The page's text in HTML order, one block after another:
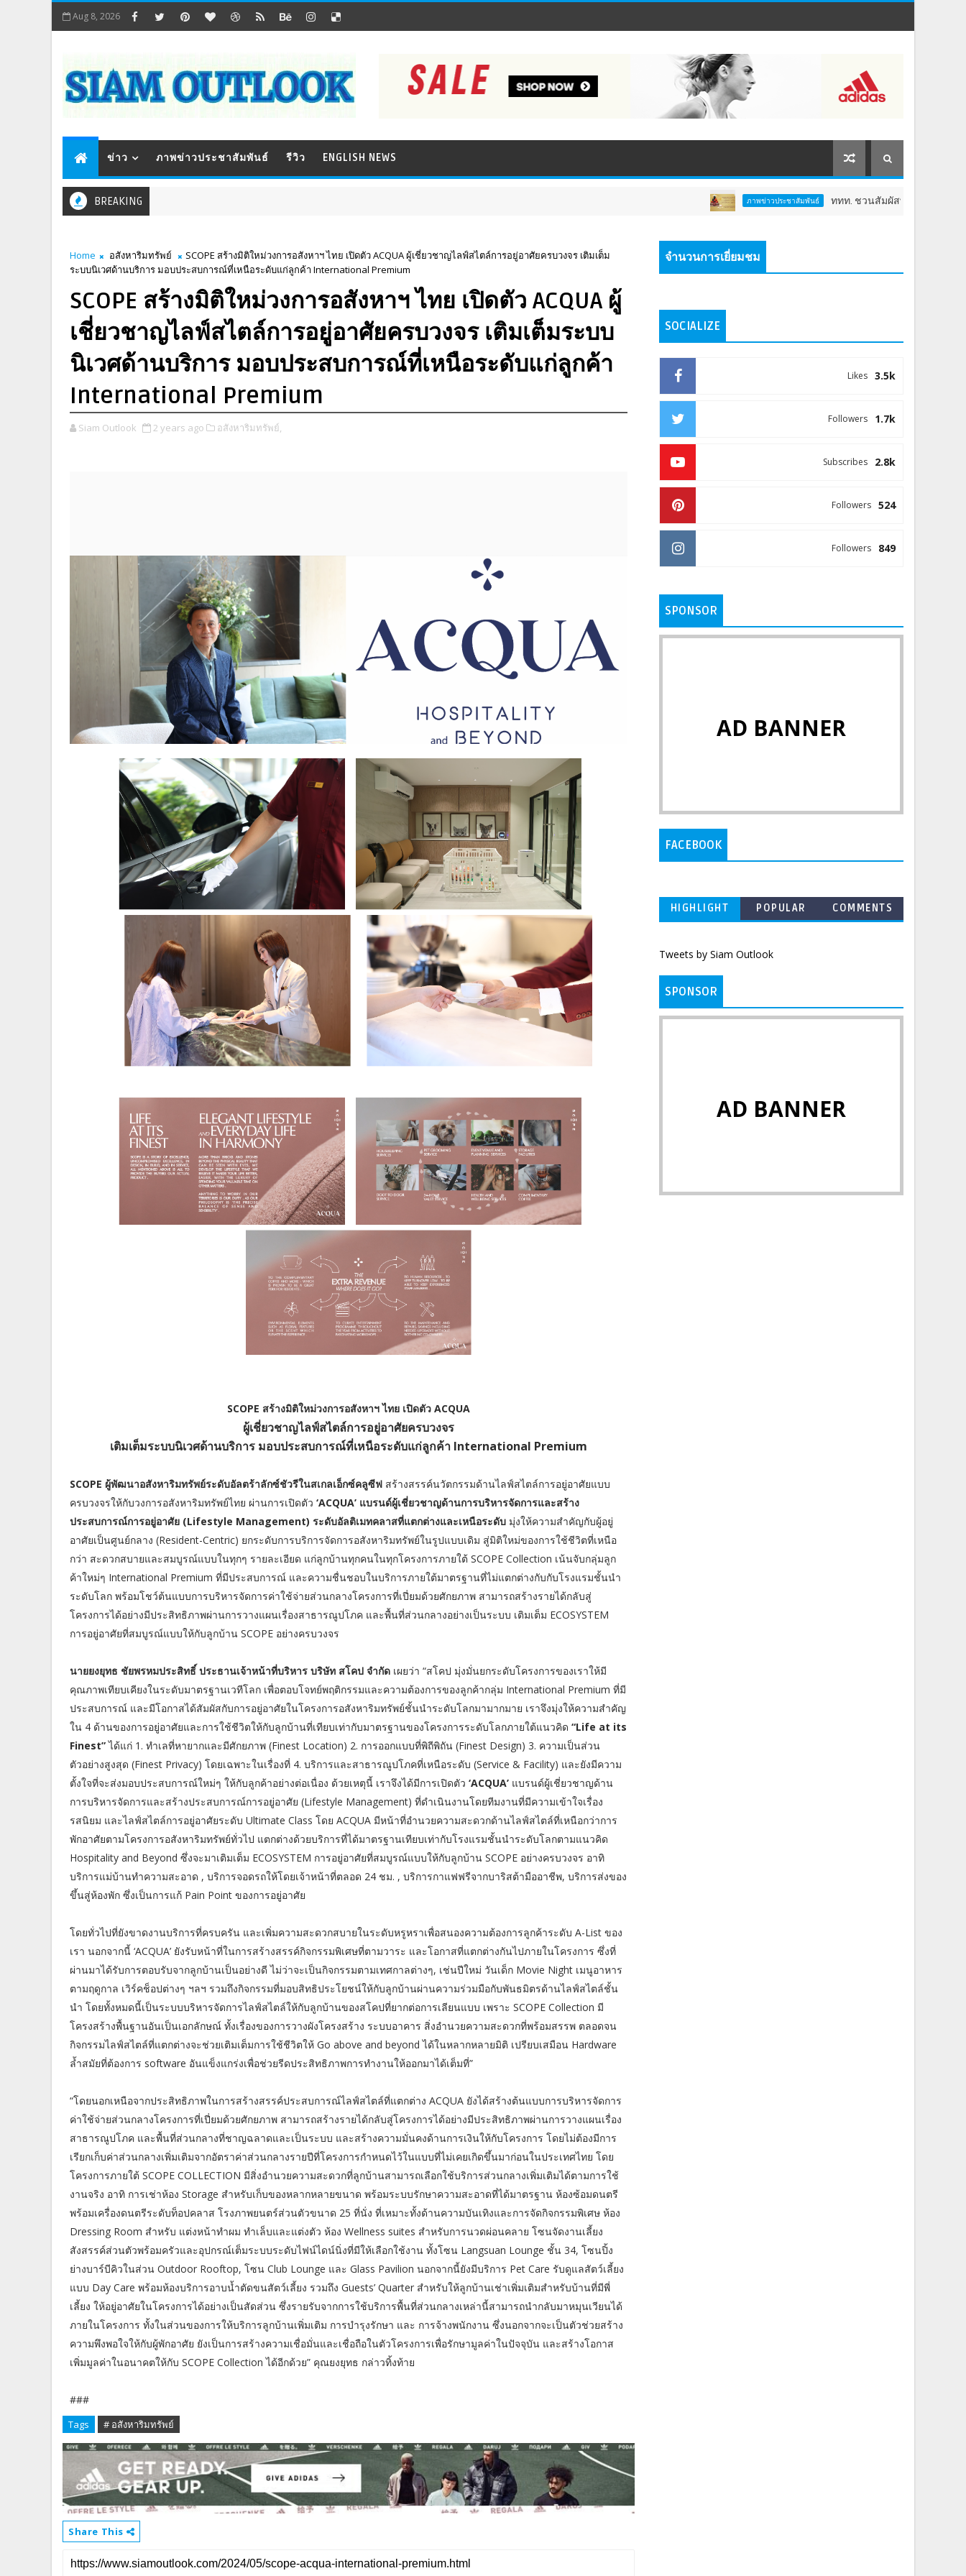
Aug 8, 2026
ข่าว ภาพข่าวประชาสัมพันธ์ รีวิว ENGLISH NEWS
BREAKING ภาพข่าวประชาสัมพันธ์ ททท. ชวนสัมผัสพลังแห่งศรัทธา ร่วมงาน
Home อสังหาริมทรัพย์
SCOPE สร้างมิติใหม่วงการอสังหาฯ ไทย เปิดตัว ACQUA ผู้เชี่ยวชาญไลฟ์สไตล์การอยู่อาศัยครบวงจร เติมเต็ม
ระบบนิเวศด้านบริการ มอบประสบการณ์ที่เหนือระดับแก่ลูกค้า International Premium
SCOPE สร้างมิติใหม่วงการอสังหาฯ ไทย เปิดตัว ACQUA ผู้
เชี่ยวชาญไลฟ์สไตล์การอยู่อาศัยครบวงจร เติมเต็มระบบ
นิเวศด้านบริการ มอบประสบการณ์ที่เหนือระดับแก่ลูกค้า
International Premium
Siam Outlook 2 years ago อสังหาริมทรัพย์,
SCOPE สร้างมิติใหม่วงการอสังหาฯ ไทย เปิดตัว ACQUA
ผู้เชี่ยวชาญไลฟ์สไตล์การอยู่อาศัยครบวงจร
เติมเต็มระบบนิเวศด้านบริการ มอบประสบการณ์ที่เหนือระดับแก่ลูกค้า International Premium
SCOPE ผู้พัฒนาอสังหาริมทรัพย์ระดับอัลตร้าลักซ์ชัวรีในสเกลเอ็กซ์คลูซีฟ สร้างสรรค์นวัตกรรมด้านไลฟ์สไตล์การอยู่อาศัยแบบ
ครบวงจรให้กับวงการอสังหาริมทรัพย์ไทย ผ่านการเปิดตัว ‘ACQUA’ แบรนด์ผู้เชี่ยวชาญด้านการบริหารจัดการและสร้าง
ประสบการณ์การอยู่อาศัย (Lifestyle Management) ระดับอัลติเมทคลาสที่แตกต่างและเหนือระดับ มุ่งให้ความสำคัญกับผู้อยู่
อาศัยเป็นศูนย์กลาง (Resident-Centric) ยกระดับการบริการจัดการอสังหาริมทรัพย์ในรูปแบบเดิม สู่มิติใหม่ของการใช้ชีวิตที่เหนือ
กว่า สะดวกสบายและสมบูรณ์แบบในทุกๆ รายละเอียด แก่ลูกบ้านทุกคนในทุกโครงการภายใต้ SCOPE Collection เน้นจับกลุ่มลูก
ค้าใหม่ๆ International Premium ที่มีประสบการณ์ และความชื่นชอบในบริการภายใต้มาตรฐานที่ไม่แตกต่างกับกับโรงแรมชั้นนำ
ระดับโลก พร้อมโชว์ต้นแบบการบริหารจัดการค่าใช้จ่ายส่วนกลางโครงการที่เปี่ยมด้วยศักยภาพ สามารถสร้างรายได้กลับสู่
โครงการได้อย่างมีประสิทธิภาพผ่านการวางแผนเรื่องสาธารณูปโภค และพื้นที่ส่วนกลางอย่างเป็นระบบ เติมเต็ม ECOSYSTEM
การอยู่อาศัยที่สมบูรณ์แบบให้กับลูกบ้าน SCOPE อย่างครบวงจร
นายยงยุทธ ชัยพรหมประสิทธิ์ ประธานเจ้าหน้าที่บริหาร บริษัท สโคป จำกัด เผยว่า “สโคป มุ่งมั่นยกระดับโครงการของเราให้มี
คุณภาพเทียบเคียงในระดับมาตรฐานเวทีโลก เพื่อตอบโจทย์พฤติกรรมและความต้องการของลูกค้ากลุ่ม International Premium ที่มี
ประสบการณ์ และมีโอกาสได้สัมผัสกับการอยู่อาศัยในโครงการอสังหาริมทรัพย์ชั้นนำระดับโลกมามากมาย เราจึงมุ่งให้ความสำคัญ
ใน 4 ด้านของการอยู่อาศัยและการใช้ชีวิตให้กับลูกบ้านที่เทียบเท่ากับมาตรฐานของโครงการระดับโลกภายใต้แนวคิด “Life at its
Finest”ได้แก่ 1. ทำเลที่หายากและมีศักยภาพ (Finest Location) 2. การออกแบบที่พิถีพิถัน (Finest Design) 3. ความเป็นส่วน
ตัวอย่างสูงสุด (Finest Privacy) โดยเฉพาะในเรื่องที่ 4. บริการและสาธารณูปโภคที่เหนือระดับ (Service & Facility) และยังมีความ
ตั้งใจที่จะส่งมอบประสบการณ์ใหม่ๆ ให้กับลูกค้าอย่างต่อเนื่อง ด้วยเหตุนี้ เราจึงได้มีการเปิดตัว ‘ACQUA’ แบรนด์ผู้เชี่ยวชาญด้าน
การบริหารจัดการและสร้างประสบการณ์การอยู่อาศัย (Lifestyle Management) ที่ดำเนินงานโดยทีมงานที่มีความเข้าใจเรื่อง
รสนิยม และไลฟ์สไตล์การอยู่อาศัยระดับ Ultimate Class โดย ACQUA มีหน้าที่อำนวยความสะดวกด้านไลฟ์สไตล์ที่เหนือกว่าการ
พักอาศัยตามโครงการอสังหาริมทรัพย์ทั่วไป แตกต่างด้วยบริการที่ได้มาตรฐานเทียบเท่ากับโรงแรมชั้นนำระดับโลกตามแนวคิด
Hospitality and Beyond ซึ่งจะมาเติมเต็ม ECOSYSTEM การอยู่อาศัยที่สมบูรณ์แบบให้กับลูกบ้าน SCOPE อย่างครบวงจร อาทิ
บริการแม่บ้านทำความสะอาด , บริการจอดรถให้โดยเจ้าหน้าที่ตลอด 24 ชม. , บริการกาแฟฟรีจากบาริสต้ามืออาชีพ, บริการส่งของ
ขึ้นสู่ห้องพัก ซึ่งเป็นการแก้ Pain Point ของการอยู่อาศัย
โดยทั่วไปที่ยังขาดงานบริการที่ครบครัน และเพิ่มความสะดวกสบายในระดับหรูหราเพื่อสนองความต้องการลูกค้าระดับ A-List ของ
เรา นอกจากนี้ ‘ACQUA’ ยังรับหน้าที่ในการสร้างสรรค์กิจกรรมพิเศษที่ตามวาระ และโอกาสที่แตกต่างกันไปภายในโครงการ ซึ่งที่
ผ่านมาได้รับการตอบรับจากลูกบ้านเป็นอย่างดี ไม่ว่าจะเป็นกิจกรรมตามเทศกาลต่างๆ, เช่นปีใหม่ วันเด็ก Movie Night เมนูอาหาร
ตามฤดูกาล เวิร์คช็อปต่างๆ ฯลฯ รวมถึงกิจกรรมที่มอบสิทธิประโยชน์ให้กับลูกบ้านผ่านความร่วมมือกับพันธมิตรด้านไลฟ์สไตล์ชั้น
นำ โดยทั้งหมดนี้เป็นระบบบริหารจัดการไลฟ์สไตล์ให้กับลูกบ้านของสโคปที่ยากต่อการเลียนแบบ เพราะ SCOPE Collection มี
โครงสร้างพื้นฐานอันเป็นเอกลักษณ์ ทั้งเรื่องของการวางผังโครงสร้าง ระบบอาคาร สิ่งอำนวยความสะดวกที่พร้อมสรรพ ตลอดจน
กิจกรรมไลฟ์สไตล์ที่แตกต่างจะช่วยเติมเต็มการใช้ชีวิตให้ Go above and beyond ได้ในหลากหลายมิติ เปรียบเสมือน Hardware
ล้ำสมัยที่ต้องการ software อันแข็งแกร่งเพื่อช่วยรีดประสิทธิภาพการทำงานให้ออกมาได้เต็มที่”
“โดยนอกเหนือจากประสิทธิภาพในการสร้างสรรค์ประสบการณ์ไลฟ์สไตล์ที่แตกต่าง ACQUA ยังได้สร้างต้นแบบการบริหารจัดการ
ค่าใช้จ่ายส่วนกลางโครงการที่เปี่ยมด้วยศักยภาพ สามารถสร้างรายได้กลับสู่โครงการได้อย่างมีประสิทธิภาพผ่านการวางแผนเรื่อง
สาธารณูปโภค และพื้นที่ส่วนกลางที่ชาญฉลาดและเป็นระบบ และสร้างความมั่นคงด้านการเงินให้กับโครงการ โดยไม่ต้องมีการ
เรียกเก็บค่าส่วนกลางเพิ่มเติมจากอัตราค่าส่วนกลางรายปีที่โครงการกำหนดไว้ในแบบที่ไม่เคยเกิดขึ้นมาก่อนในประเทศไทย โดย
โครงการภายใต้ SCOPE COLLECTION มีสิ่งอำนวยความสะดวกที่ลูกบ้านสามารถเลือกใช้บริการส่วนกลางเพิ่มเติมได้ตามการใช้
งานจริง อาทิ การเช่าห้อง Storage สำหรับเก็บของหลากหลายขนาด พร้อมระบบรักษาความสะอาดที่ได้มาตรฐาน ห้องซ้อมดนตรี
พร้อมเครื่องดนตรีระดับท็อปคลาส โรงภาพยนตร์ส่วนตัวขนาด 25 ที่นั่ง ที่เหมาะทั้งด้านความบันเทิงและการจัดกิจกรรมพิเศษ ห้อง
Dressing Room สำหรับ แต่งหน้าทำผม ทำเล็บและแต่งตัว ห้อง Wellness suites สำหรับการนวดผ่อนคลาย โซนจัดงานเลี้ยง
สังสรรค์ส่วนตัวพร้อมครัวและอุปกรณ์เต็มระบบระดับไฟน์ไดน์นิ่งที่มีให้เลือกใช้งาน ทั้งโซน Langsuan Lounge ชั้น 34, โซนปิ้ง
ย่างบาร์บีคิวในส่วน Outdoor Rooftop, โซน Club Lounge และ Glass Pavilion นอกจากนี้ยังมีบริการ Pet Care รับดูแลสัตว์เลี้ยง
แบบ Day Care พร้อมห้องบริการอาบน้ำตัดขนสัตว์เลี้ยง รวมถึง Guests’ Quarter สำหรับให้ลูกบ้านเช่าเพิ่มเติมสำหรับบ้านที่มีพี่
เลี้ยง ให้อยู่อาศัยในโครงการได้อย่างเป็นสัดส่วน ซึ่งรายรับจากการใช้บริการพื้นที่ส่วนกลางเหล่านี้สามารถนำกลับมาหมุนเวียนได้
ภายในโครงการ ทั้งในส่วนของการให้บริการลูกบ้านเพิ่มเติม การบำรุงรักษา และ การจ้างพนักงาน ซึ่งนอกจากจะเป็นตัวช่วยสร้าง
ความพึงพอใจให้กับผู้พักอาศัย ยังเป็นการสร้างความเชื่อมั่นและเชื่อถือในตัวโครงการเพื่อรักษามูลค่าในปัจจุบัน และสร้างโอกาส
เพิ่มมูลค่าในอนาคตให้กับ SCOPE Collection ได้อีกด้วย” คุณยงยุทธ กล่าวทิ้งท้าย
###
Tags # อสังหาริมทรัพย์
Share This
จำนวนการเยี่ยมชม
SOCIALIZE
3.5k
Likes
1.7k
Followers
2.8k
Subscribes
524
Followers
849
Followers
SPONSOR
AD BANNER
FACEBOOK
HIGHLIGHT POPULAR COMMENTS
Tweets by Siam Outlook
SPONSOR
AD BANNER